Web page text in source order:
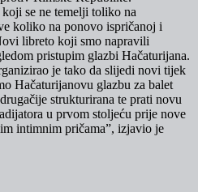
se ne temelji toliko na
koliko na ponovo ispričanoj i
libreto koji smo napravili
pristupim glazbi Hačaturijana.
je tako da slijedi novi tijek
Hačaturijanovu glazbu za balet
strukturirana te prati novu
u prvom stoljeću prije nove
intimnim pričama”, izjavio je